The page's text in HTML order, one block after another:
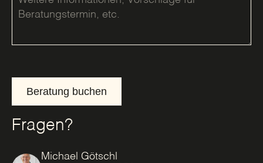
Beratung buchen
Fragen?
Michael Götschl